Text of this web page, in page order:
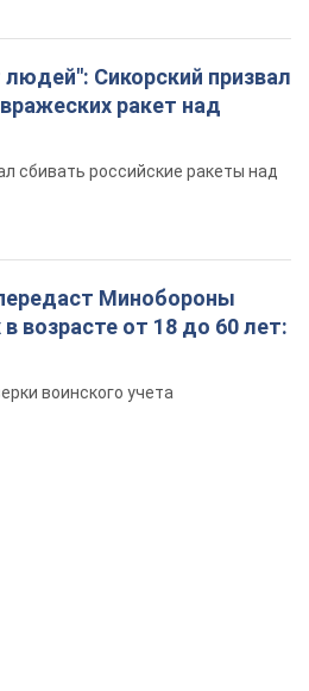
людей": Сикорский призвал
ракет над
сбивать российские ракеты над
Минобороны
возрасте от 18 до 60 лет:
воинского учета